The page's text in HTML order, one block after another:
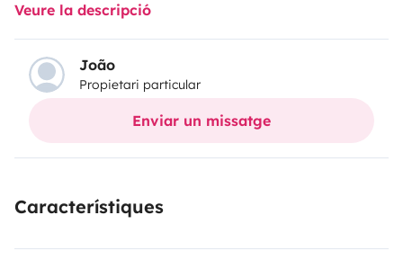
always be set for any need.
com chuveiro separado, com extractor de fumo para
cozinhar e aquecimento geral.
stay wherever you want, close to nature or the city;)
Veure la descripció
João
Propietari particular
Enviar un missatge
Característiques